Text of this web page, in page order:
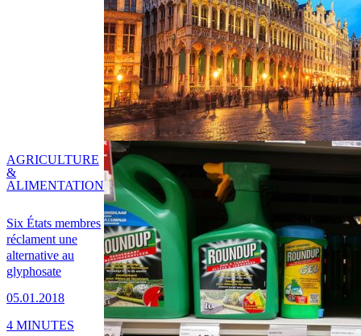
Six États membres
réclament une
alternative au
glyphosate
05.01.2018
AGRICULTURE
&
ALIMENTATION
4 MINUTES